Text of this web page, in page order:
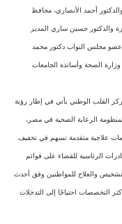
أحمد الأنصاري، محافظ
والدكتور حسين ساري المدير
مجلس النواب دكتور محمد
الصحة وأساتذة الجامعات
القلب الوطني يأتي في إطار رؤية
الرعاية الصحية في مصر،
علاجية متقدمة تسهم في تخفيف
الرئاسية للقضاء على قوائم
والعلاج للمواطنين وفق أحدث
التخصصات احتياجًا إلى التدخلات